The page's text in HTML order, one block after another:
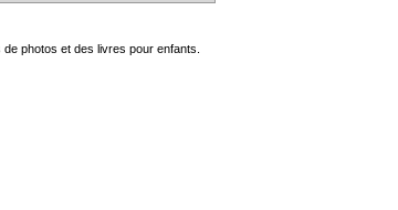
photos et des livres pour enfants.